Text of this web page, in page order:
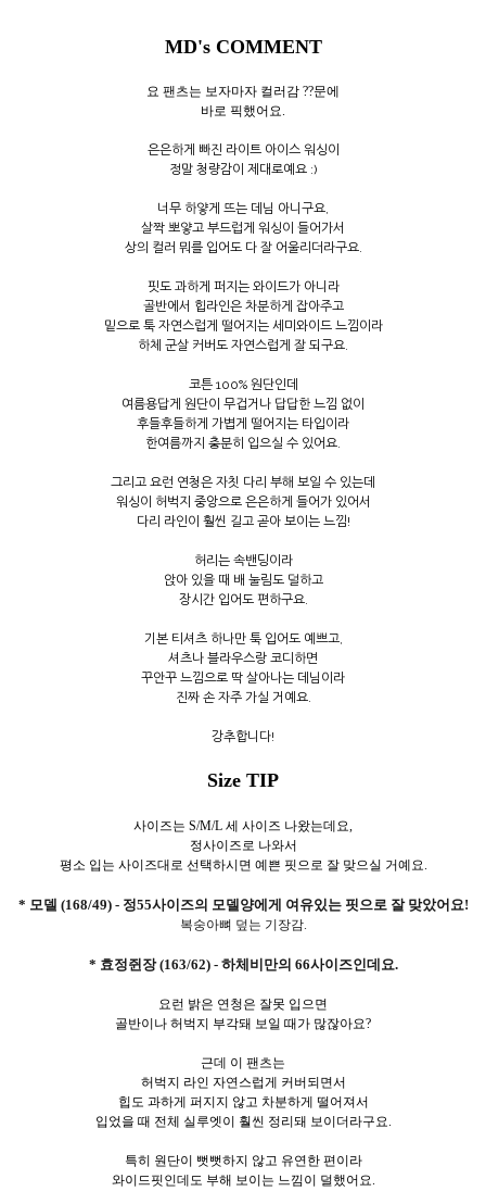
MD's COMMENT
요 팬츠는 보자마자 컬러감 ??문에
바로 픽했어요.
은은하게 빠진 라이트 아이스 워싱이
정말 청량감이 제대로예요 :)
너무 하얗게 뜨는 데님 아니구요,
살짝 뽀얗고 부드럽게 워싱이 들어가서
상의 컬러 뭐를 입어도 다 잘 어울리더라구요.
핏도 과하게 퍼지는 와이드가 아니라
골반에서 힙라인은 차분하게 잡아주고
밑으로 툭 자연스럽게 떨어지는 세미와이드 느낌이라
하체 군살 커버도 자연스럽게 잘 되구요.
코튼 100% 원단인데
여름용답게 원단이 무겁거나 답답한 느낌 없이
후들후들하게 가볍게 떨어지는 타입이라
한여름까지 충분히 입으실 수 있어요.
그리고 요런 연청은 자칫 다리 부해 보일 수 있는데
워싱이 허벅지 중앙으로 은은하게 들어가 있어서
다리 라인이 훨씬 길고 곧아 보이는 느낌!
허리는 속밴딩이라
앉아 있을 때 배 눌림도 덜하고
장시간 입어도 편하구요.
기본 티셔츠 하나만 툭 입어도 예쁘고,
셔츠나 블라우스랑 코디하면
꾸안꾸 느낌으로 딱 살아나는 데님이라
진짜 손 자주 가실 거예요.
강추합니다!
Size TIP
사이즈는 S/M/L 세 사이즈 나왔는데요,
정사이즈로 나와서
평소 입는 사이즈대로 선택하시면 예쁜 핏으로 잘 맞으실 거예요.
* 모델 (168/49) - 정55사이즈의 모델양에게 여유있는 핏으로 잘 맞았어요!
복숭아뼈 덮는 기장감.
* 효정쥔장 (163/62) - 하체비만의 66사이즈인데요.
요런 밝은 연청은 잘못 입으면
골반이나 허벅지 부각돼 보일 때가 많잖아요?
근데 이 팬츠는
허벅지 라인 자연스럽게 커버되면서
힙도 과하게 퍼지지 않고 차분하게 떨어져서
입었을 때 전체 실루엣이 훨씬 정리돼 보이더라구요.
특히 원단이 뻣뻣하지 않고 유연한 편이라
와이드핏인데도 부해 보이는 느낌이 덜했어요.